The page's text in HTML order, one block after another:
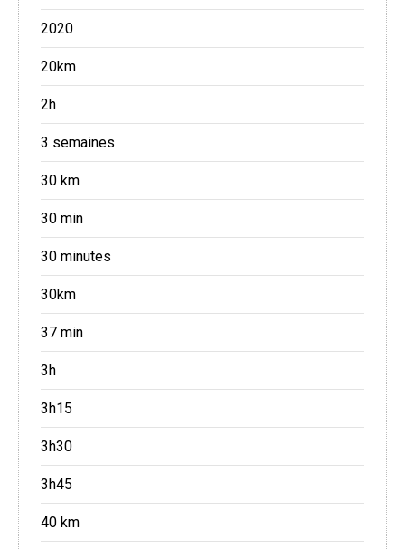
2020
20km
2h
3 semaines
30 km
30 min
30 minutes
30km
37 min
3h
3h15
3h30
3h45
40 km